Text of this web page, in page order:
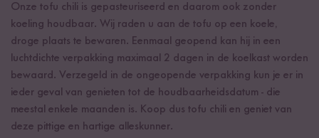
Onze tofu chili is gepasteuriseerd en daarom ook zonder
koeling houdbaar. Wij raden u aan de tofu op een koele,
droge plaats te bewaren. Eenmaal geopend kan hij in een
luchtdichte verpakking maximaal 2 dagen in de koelkast worden
bewaard. Verzegeld in de ongeopende verpakking kun je er in
ieder geval van genieten tot de houdbaarheidsdatum - die
meestal enkele maanden is. Koop dus tofu chili en geniet van
deze pittige en hartige alleskunner.